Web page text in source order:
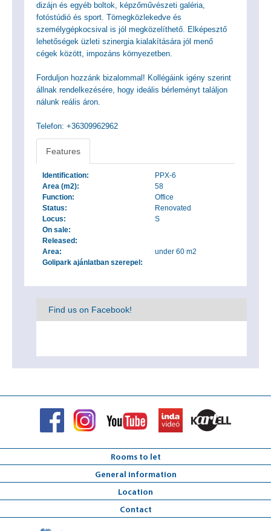
dizájn és egyéb boltok, képzőművészeti galéria,
fotóstúdió és sport. Tömegközlekedve és
személygépkocsival is jól megközelíthető. Elképesztő
lehetőségek üzleti szinergia kialakítására jól menő
cégek között, impozáns környezetben.
Forduljon hozzánk bizalommal! Kollégáink igény szerint
állnak rendelkezésére, hogy ideális bérleményt találjon
nálunk reális áron.
Telefon: +36309962962
Features
Identification:
PPX-6
Area (m2):
58
Function:
Office
Status:
Renovated
Locus:
S
On sale:
Released:
Area:
under 60 m2
Golipark ajánlatban szerepel:
Find us on Facebook!
Rooms to let
General information
Location
Contact